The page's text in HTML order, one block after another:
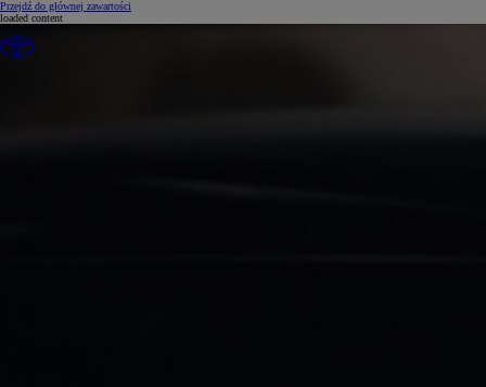
Przejdź do głównej zawartości
loaded content